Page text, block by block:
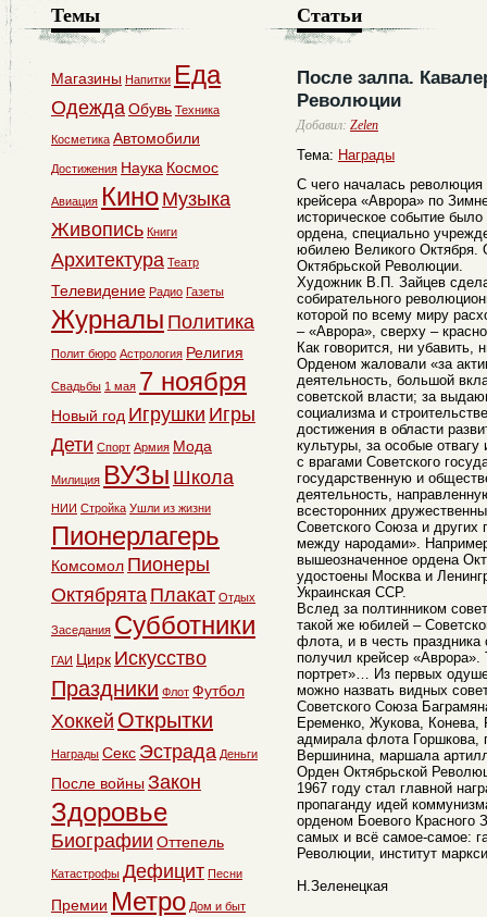
Статьи
После залпа.
Революции
Добавил: Zelen
Тема: Награды
С чего началась революция
крейсера «Аврора» по
историческое событие
ордена, специально
юбилею Великого Октября.
Октябрьской Революции.
Художник В.П. Зайцев
собирательного
которой по всему миру
– «Аврора», сверху –
Как говорится, ни убавить,
Орденом жаловали «за
деятельность, большой
советской власти; за
социализма и
достижения в области
культуры, за особые
с врагами Советского
государственную и
деятельность,
всесторонних
Советского Союза и других
между народами».
вышеозначенное ордена
удостоены Москва и
Украинская ССР.
Вслед за полтинником
такой же юбилей –
флота, и в честь
получил крейсер
портрет»… Из первых
можно назвать видных
Советского Союза
Еременко, Жукова, Конева,
адмирала флота Горшкова,
Вершинина, маршала
Орден Октябрьской
1967 году стал главной
пропаганду идей
орденом Боевого Красного
самых и всё самое-самое:
Революции, институт
Н.Зеленецкая
Темы
Магазины Напитки Еда
ОдеждаОбувь Техника
Косметика Автомобили
Достижения Наука Космос
Авиация Кино Музыка
Живопись Книги
Архитектура Театр
Телевидение Радио Газеты
Журналы Политика
Полит бюро Астрология Религия
Свадьбы 1 мая 7 ноября
Новый год Игрушки Игры
Дети Спорт Армия Мода
Милиция ВУЗы Школа
НИИ Стройка Ушли из жизни
Пионерлагерь
Комсомол Пионеры
Октябрята Плакат Отдых
Заседания Субботники
ГАИ Цирк Искусство
Праздники Флот Футбол
Хоккей Открытки
Награды Секс Эстрада Деньги
После войны Закон
Здоровье
Биографии Оттепель
Катастрофы Дефицит Песни
Премии Метро Дом и быт